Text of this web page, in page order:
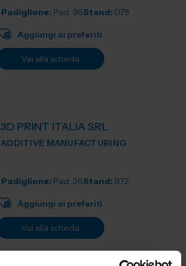
Padiglione: Pad. 36Stand: D78
Aggiungi ai preferiti
Vai alla scheda
3D PRINT ITALIA SRL
ADDITIVE MANUFACTURING
Padiglione: Pad. 36Stand: B72
Aggiungi ai preferiti
Vai alla scheda